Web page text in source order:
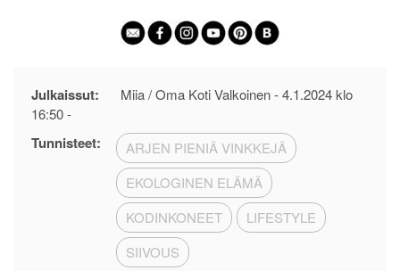
Julkaissut: Miia / Oma Koti Valkoinen -4.1.2024 klo
16:50-
Tunnisteet:
ARJEN PIENIÄ VINKKEJÄ
EKOLOGINEN ELÄMÄ
KODINKONEET
LIFESTYLE
SIIVOUS